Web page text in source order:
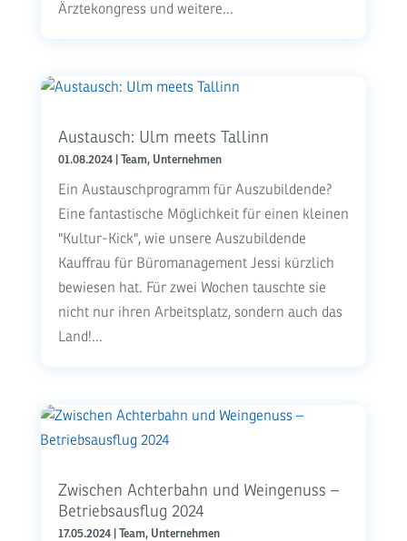
Ärztekongress und weitere...
Austausch: Ulm meets Tallinn
01.08.2024| Team, Unternehmen
Ein Austauschprogramm für Auszubildende?
Eine fantastische Möglichkeit für einen kleinen
"Kultur-Kick", wie unsere Auszubildende
Kauffrau für Büromanagement Jessi kürzlich
bewiesen hat. Für zwei Wochen tauschte sie
nicht nur ihren Arbeitsplatz, sondern auch das
Land!...
Zwischen Achterbahn und Weingenuss –
Betriebsausflug 2024
17.05.2024| Team, Unternehmen